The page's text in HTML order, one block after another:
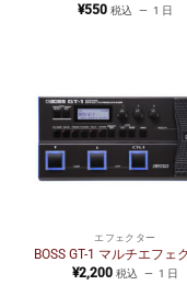
¥550 税込 1 日
エフェクター
BOSS GT-1 マルチエフェ
¥2,200 税込 1 日